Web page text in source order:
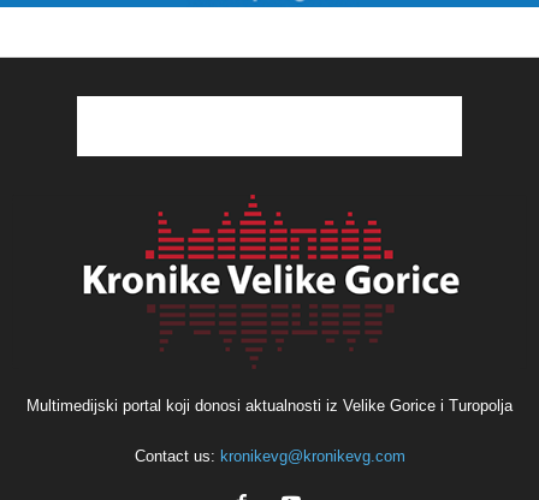
Multimedijski portal koji donosi aktualnosti iz Velike Gorice i Turopolja
Contact us: kronikevg@kronikevg.com